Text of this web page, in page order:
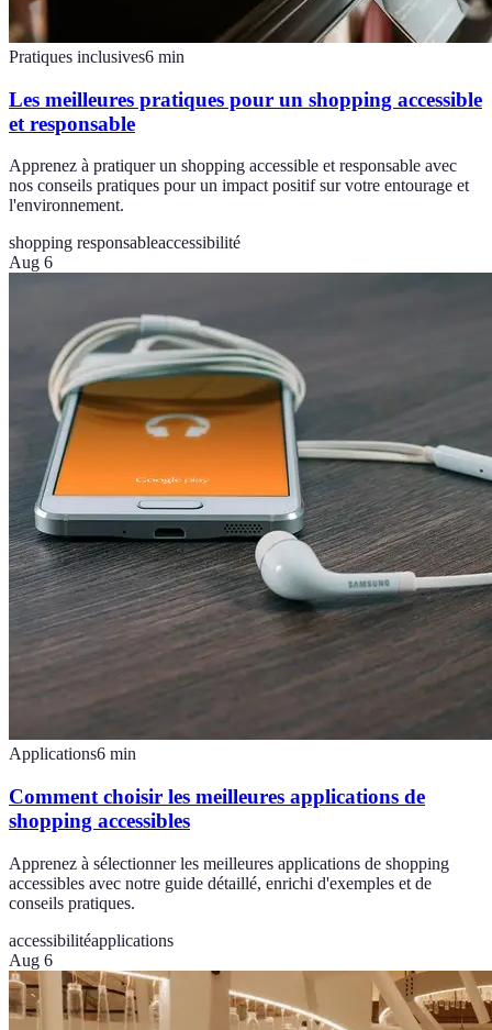
Pratiques inclusives6 min
Les meilleures pratiques pour un shopping accessible
et responsable
Apprenez à pratiquer un shopping accessible et responsable avec
nos conseils pratiques pour un impact positif sur votre entourage et
l'environnement.
shopping responsableaccessibilité
Aug 6
Applications6 min
Comment choisir les meilleures applications de
shopping accessibles
Apprenez à sélectionner les meilleures applications de shopping
accessibles avec notre guide détaillé, enrichi d'exemples et de
conseils pratiques.
accessibilitéapplications
Aug 6